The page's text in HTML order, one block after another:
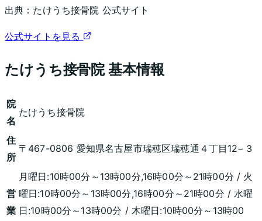
出典： たけうち接骨院 公式サイト
公式サイトを見る
たけうち接骨院基本情報
院
名
たけうち接骨院
住
所
〒467-0806 愛知県名古屋市瑞穂区瑞穂通４丁目12−３
営
業
月曜日:10時00分～13時00分,16時00分～21時00分 / 火
曜日:10時00分～13時00分,16時00分～21時00分 / 水曜
日:10時00分～13時00分 / 木曜日:10時00分～13時00